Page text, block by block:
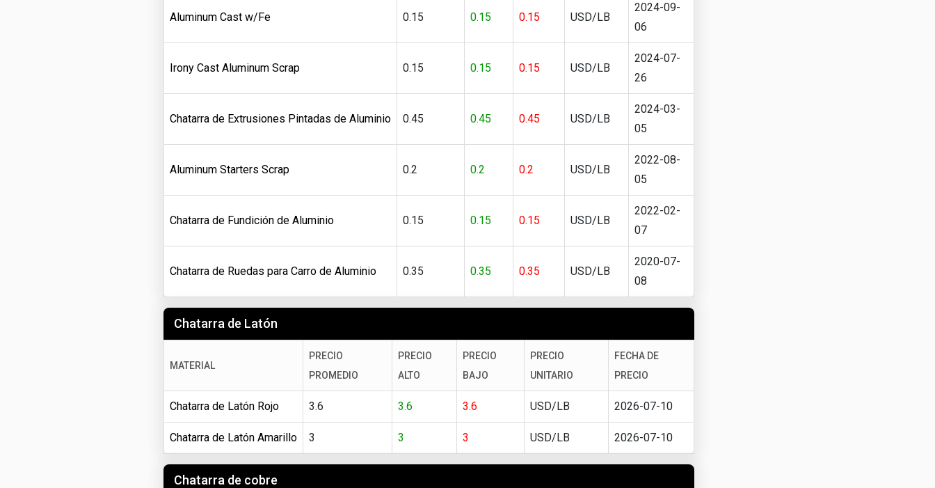
Aluminum Cast w/Fe 0.15 0.15 0.15 USD/LB
2024-09-
06
Irony Cast Aluminum Scrap 0.15 0.15 0.15 USD/LB
2024-07-
26
Chatarra de Extrusiones Pintadas de Aluminio 0.45 0.45 0.45 USD/LB
2024-03-
05
Aluminum Starters Scrap 0.2 0.2 0.2 USD/LB
2022-08-
05
Chatarra de Fundición de Aluminio 0.15 0.15 0.15 USD/LB
2022-02-
07
Chatarra de Ruedas para Carro de Aluminio 0.35 0.35 0.35 USD/LB
2020-07-
08
Chatarra de Latón
MATERIAL
PRECIO
PROMEDIO
PRECIO
ALTO
PRECIO
BAJO
PRECIO
UNITARIO
FECHA DE
PRECIO
Chatarra de Latón Rojo 3.6 3.6 3.6 USD/LB 2026-07-10
Chatarra de Latón Amarillo 3 3 3 USD/LB 2026-07-10
Chatarra de cobre